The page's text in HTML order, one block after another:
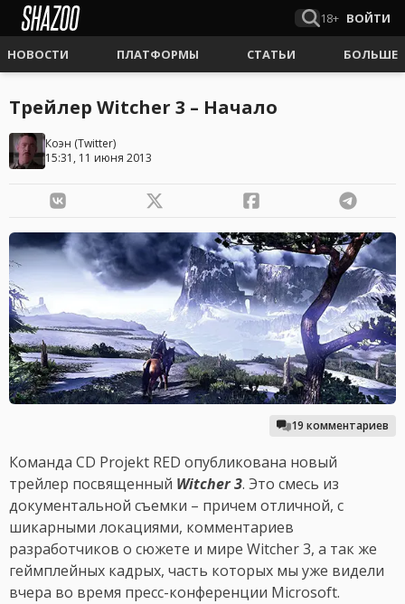
18+ ВОЙТИ
НОВОСТИ ПЛАТФОРМЫ СТАТЬИ БОЛЬШЕ
Трейлер Witcher 3 – Начало
Коэн (Twitter)
15:31, 11 июня 2013
19 комментариев
Команда CD Projekt RED опубликована новый
трейлер посвященный Witcher 3. Это смесь из
документальной съемки – причем отличной, с
шикарными локациями, комментариев
разработчиков о сюжете и мире Witcher 3, а так же
геймплейных кадрых, часть которых мы уже видели
вчера во время пресс-конференции Microsoft.